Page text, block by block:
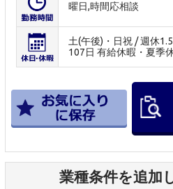
曜日,時間応相談
土(午後)・日祝 / 週休
107日 有給休暇・夏季
業種条件を追加